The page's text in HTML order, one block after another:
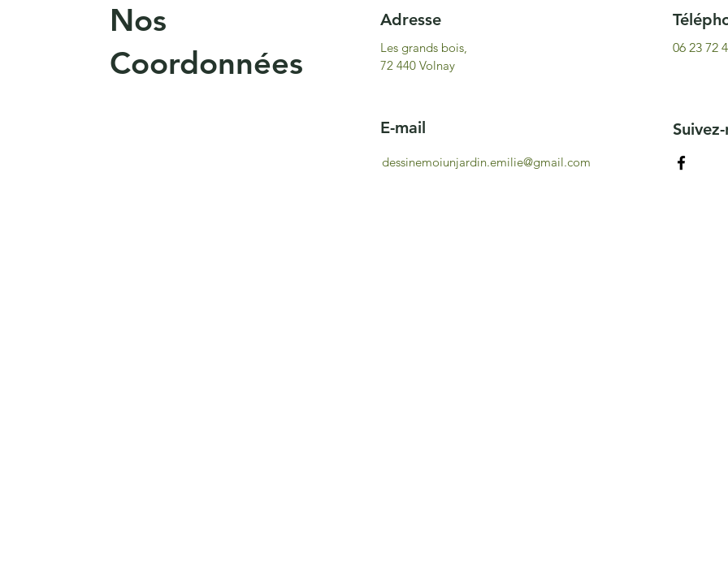
Nos
Coordonnées
Adresse
Les grands bois,
72 440 Volnay
E-mail
dessinemoiunjardin.emilie@gmail.com
06 23 72